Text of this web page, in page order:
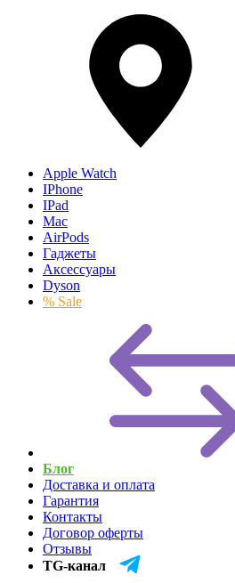
Apple Watch
IPhone
IPad
Mac
AirPods
Гаджеты
Аксессуары
Dyson
% Sale
Блог
Доставка и оплата
Гарантия
Контакты
Договор оферты
Отзывы
TG-канал